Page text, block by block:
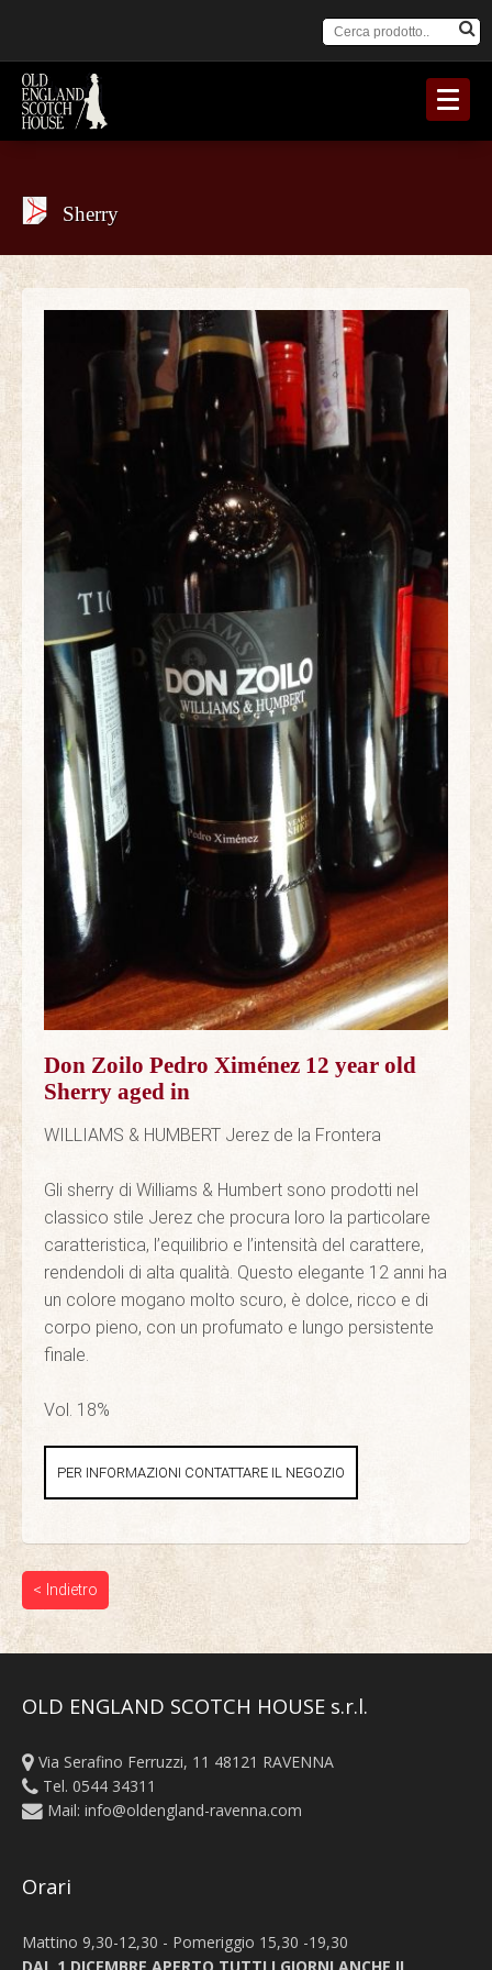
Sherry
Don Zoilo Pedro Ximénez 12 year old
Sherry aged in
WILLIAMS & HUMBERT Jerez de la Frontera
Gli sherry di Williams & Humbert sono prodotti nel
classico stile Jerez che procura loro la particolare
caratteristica, l’equilibrio e l’intensità del carattere,
rendendoli di alta qualità. Questo elegante 12 anni ha
un colore mogano molto scuro, è dolce, ricco e di
corpo pieno, con un profumato e lungo persistente
finale.
Vol. 18%
PER INFORMAZIONI CONTATTARE IL NEGOZIO
< Indietro
OLD ENGLAND SCOTCH HOUSE s.r.l.
Via Serafino Ferruzzi, 11 48121 RAVENNA
Tel. 0544 34311
Mail: info@oldengland-ravenna.com
Orari
Mattino 9,30-12,30 - Pomeriggio 15,30 -19,30